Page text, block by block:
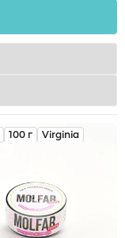
100 г Virginia